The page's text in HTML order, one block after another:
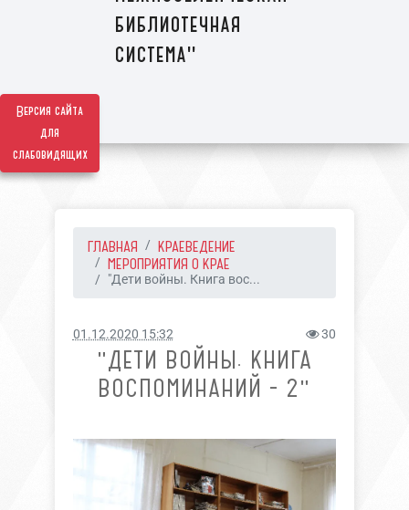
Версия сайта
для
слабовидящих
библиотечная
система"
ГЛАВНАЯ
КРАЕВЕДЕНИЕ
МЕРОПРИЯТИЯ О КРАЕ
"Дети войны. Книга вос...
01.12.2020 15:32 30
"ДЕТИ ВОЙНЫ. КНИГА
ВОСПОМИНАНИЙ - 2"